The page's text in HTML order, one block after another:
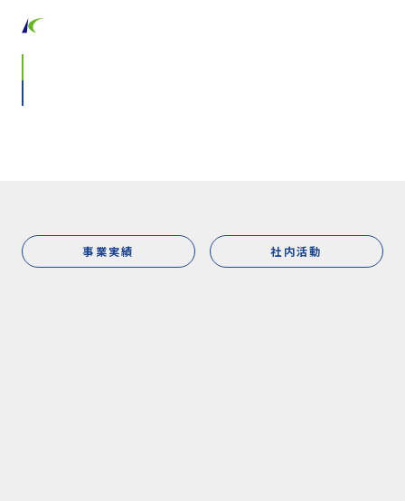
事業実績 社内活動